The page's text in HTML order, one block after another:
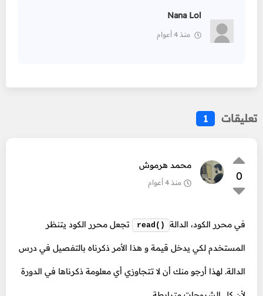
Nana Lol
منذ 4 أعوام
تعليقات 1
0
محمد هرموش
منذ 4 أعوام
في محرر الكود، الدالة read() تجعل محرر الكود يتنظر
المستخدم لكي يدخل قيمة و هذا الأمر ذكرناه بالتفصيل في درس
الدالة. لهذا أرجو منك أن لا تتجاوزي أي معلومة ذكرناها في الدورة